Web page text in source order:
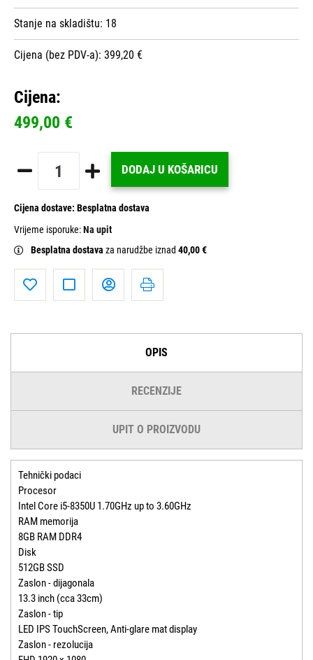
Stanje na skladištu: 18
Cijena (bez PDV-a): 399,20 €
Cijena:
499,00 €
DODAJ U KOŠARICU
Cijena dostave: Besplatna dostava
Vrijeme isporuke:Na upit
Besplatna dostava za narudžbe iznad 40,00 €
OPIS
RECENZIJE
UPIT O PROIZVODU
Tehnički podaci
Procesor
Intel Core i5-8350U 1.70GHz up to 3.60GHz
RAM memorija
8GB RAM DDR4
Disk
512GB SSD
Zaslon - dijagonala
13.3 inch (cca 33cm)
Zaslon - tip
LED IPS TouchScreen, Anti-glare mat display
Zaslon - rezolucija